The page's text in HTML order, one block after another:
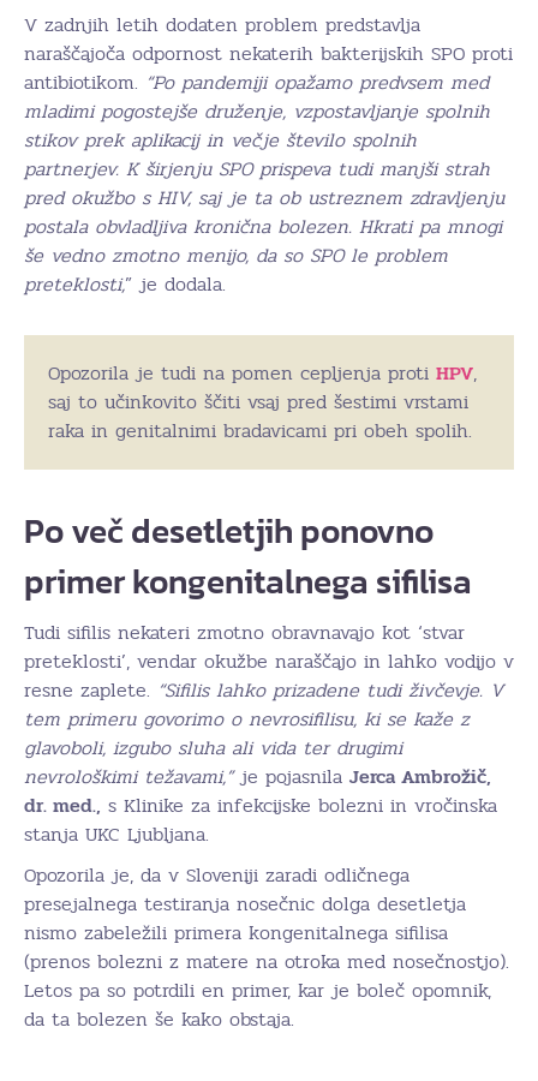
V zadnjih letih dodaten problem predstavlja
naraščajoča odpornost nekaterih bakterijskih SPO proti
antibiotikom. “Po pandemiji opažamo predvsem med
mladimi pogostejše druženje, vzpostavljanje spolnih
stikov prek aplikacij in večje število spolnih
partnerjev. K širjenju SPO prispeva tudi manjši strah
pred okužbo s HIV, saj je ta ob ustreznem zdravljenju
postala obvladljiva kronična bolezen. Hkrati pa mnogi
še vedno zmotno menijo, da so SPO le problem
preteklosti,” je dodala.
Opozorila je tudi na pomen cepljenja proti HPV,
saj to učinkovito ščiti vsaj pred šestimi vrstami
raka in genitalnimi bradavicami pri obeh spolih.
Po več desetletjih ponovno
primer kongenitalnega sifilisa
Tudi sifilis nekateri zmotno obravnavajo kot ‘stvar
preteklosti’, vendar okužbe naraščajo in lahko vodijo v
resne zaplete. “Sifilis lahko prizadene tudi živčevje. V
tem primeru govorimo o nevrosifilisu, ki se kaže z
glavoboli, izgubo sluha ali vida ter drugimi
nevrološkimi težavami,”je pojasnila Jerca Ambrožič,
dr. med., s Klinike za infekcijske bolezni in vročinska
stanja UKC Ljubljana.
Opozorila je, da v Sloveniji zaradi odličnega
presejalnega testiranja nosečnic dolga desetletja
nismo zabeležili primera kongenitalnega sifilisa
(prenos bolezni z matere na otroka med nosečnostjo).
Letos pa so potrdili en primer, kar je boleč opomnik,
da ta bolezen še kako obstaja.